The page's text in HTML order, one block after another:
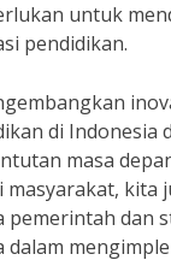
untuk
pendidikan.
di Indonesia
masa
masyarakat, kita
pemerintah dan
dalam